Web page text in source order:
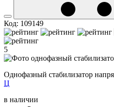
Код: 109149
5
Однофазный стабилизатор
Ц
в наличии